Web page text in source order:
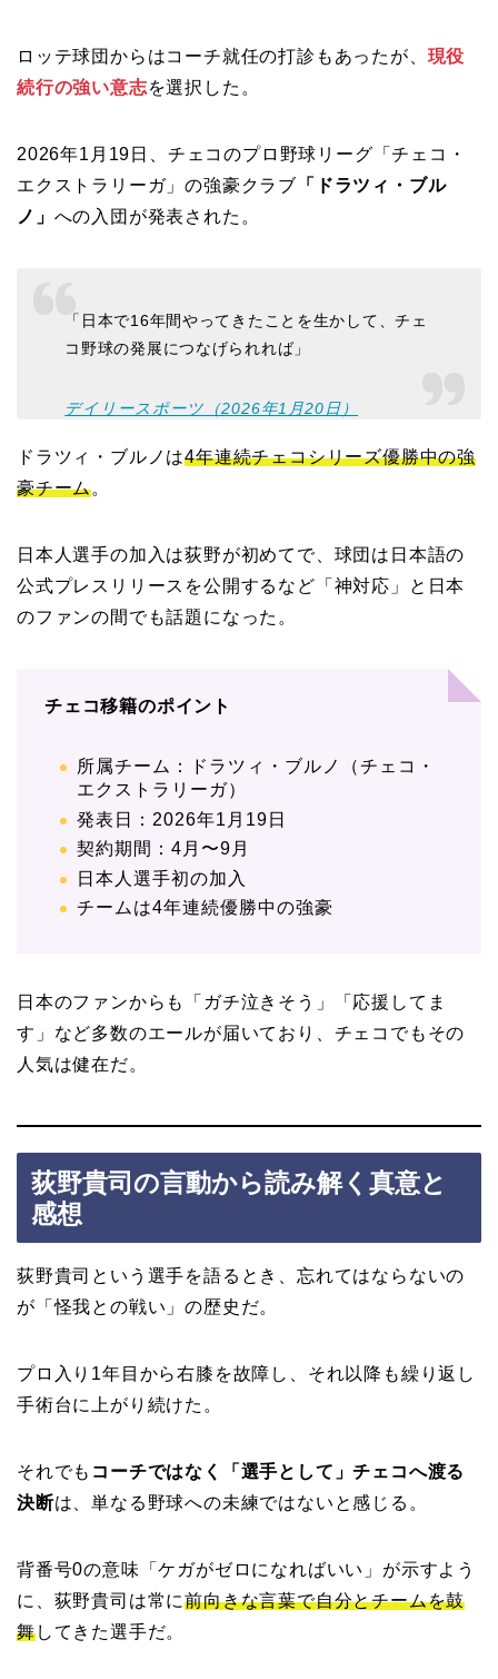
ロッテ球団からはコーチ就任の打診もあったが、 現役
続行の強い意志を選択した。
2026年1月19日、チェコのプロ野球リーグ「チェコ・
エクストラリーガ」の強豪クラブ 「ドラツィ・ブル
ノ」 への入団が発表された。
「日本で16年間やってきたことを生かして、チェ
コ野球の発展につなげられれば」
デイリースポーツ（2026年1月20日）
ドラツィ・ブルノは4年連続チェコシリーズ優勝中の強
豪チーム。
日本人選手の加入は荻野が初めてで、球団は日本語の
公式プレスリリースを公開するなど「神対応」と日本
のファンの間でも話題になった。
チェコ移籍のポイント
所属チーム：ドラツィ・ブルノ（チェコ・
エクストラリーガ）
発表日：2026年1月19日
契約期間：4月〜9月
日本人選手初の加入
チームは4年連続優勝中の強豪
日本のファンからも「ガチ泣きそう」「応援してま
す」など多数のエールが届いており、チェコでもその
人気は健在だ。
荻野貴司の言動から読み解く真意と
感想
荻野貴司という選手を語るとき、忘れてはならないの
が「怪我との戦い」の歴史だ。
プロ入り1年目から右膝を故障し、それ以降も繰り返し
手術台に上がり続けた。
それでも コーチではなく「選手として」チェコへ渡る
決断は、単なる野球への未練ではないと感じる。
背番号0の意味「ケガがゼロになればいい」が示すよう
に、荻野貴司は常に前向きな言葉で自分とチームを鼓
舞してきた選手だ。